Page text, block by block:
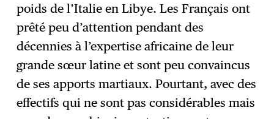
poids de l’Italie en Libye. Les Français ont
prêté peu d’attention pendant des
décennies à l’expertise africaine de leur
grande sœur latine et sont peu convaincus
de ses apports martiaux. Pourtant, avec des
effectifs qui ne sont pas considérables mais